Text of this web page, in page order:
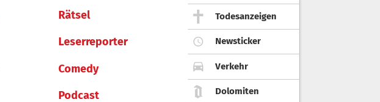
Rätsel
Leserreporter
Comedy
Podcast
Todesanzeigen
Newsticker
Verkehr
Dolomiten